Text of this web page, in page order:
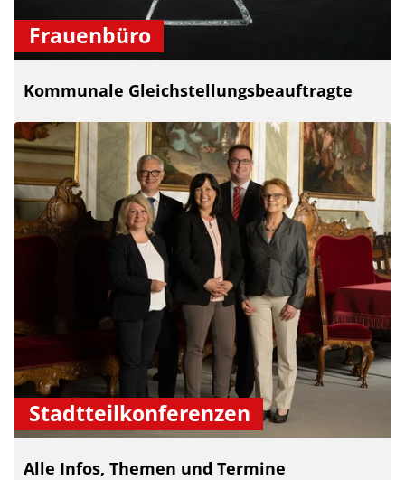
Frauenbüro
Kommunale Gleichstellungsbeauftragte
Stadtteilkonferenzen
Alle Infos, Themen und Termine